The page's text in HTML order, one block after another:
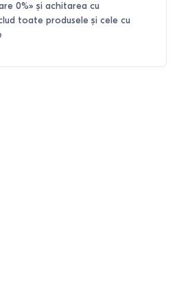
0%» și achitarea cu
toate produsele și cele cu